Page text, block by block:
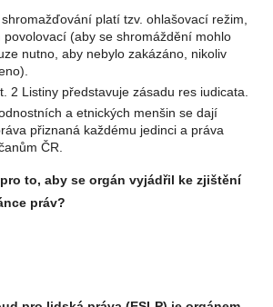
platí tzv. ohlašovací režim,
povolovací (aby se shromáždění mohlo
nutno, aby nebylo zakázáno, nikoliv
2 Listiny představuje zásadu res iudicata.
a etnických menšin se dají
přiznaná každému jedinci a práva
ČR.
to, aby se orgán vyjádřil ke zjištění
práv?